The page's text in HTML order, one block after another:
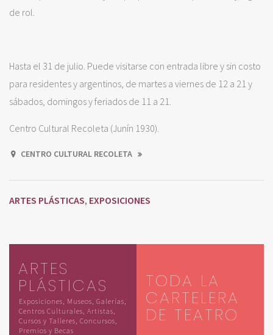
de rol.
Hasta el 31 de julio. Puede visitarse con entrada libre y sin costo
para residentes y argentinos, de martes a viernes de 12 a 21 y
sábados, domingos y feriados de 11 a 21.
Centro Cultural Recoleta (Junín 1930).
CENTRO CULTURAL RECOLETA
ARTES PLÁSTICAS, EXPOSICIONES
ARTES
PLÁSTICAS
Exposiciones, Museos, Galerías,
Centros Culturales, Artistas,
Cursos y Talleres, Concursos,
Premios y Becas
TODA LA
CARTELERA
DE TEATRO